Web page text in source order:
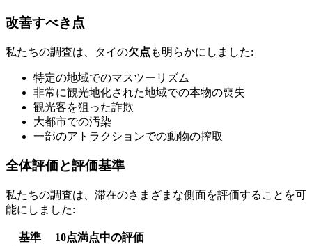
改善すべき点
私たちの調査は、タイの欠点 も明らかにしました:
特定の地域でのマスツーリズム
非常に観光地化された地域での本物の喪失
観光客を狙った詐欺
大都市での汚染
一部のアトラクションでの動物の搾取
全体評価と評価基準
私たちの調査は、滞在のさまざまな側面を評価することを可
能にしました:
基準
10点満点中の評価